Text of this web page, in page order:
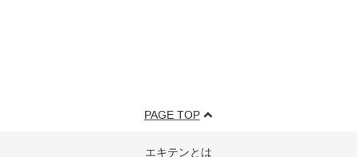
PAGE TOP
エキテンとは